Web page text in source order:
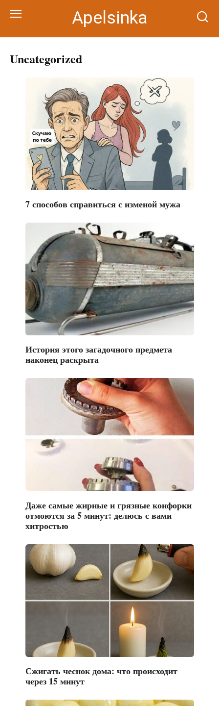
Apelsinka
Uncategorized
7 способов справиться с изменой мужа
История этого загадочного предмета
наконец раскрыта
Даже самые жирные и грязные конфорки
отмоются за 5 минут: делюсь с вами
хитростью
Сжигать чеснок дома: что происходит
через 15 минут